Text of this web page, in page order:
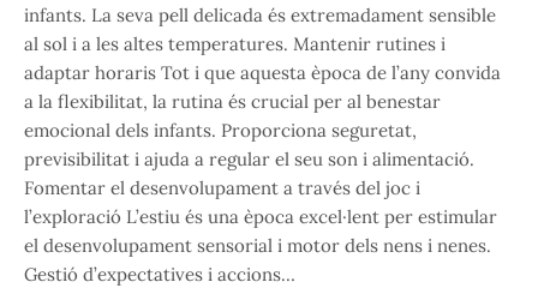
infants. La seva pell delicada és extremadament sensible
al sol i a les altes temperatures. Mantenir rutines i
adaptar horaris Tot i que aquesta època de l’any convida
a la flexibilitat, la rutina és crucial per al benestar
emocional dels infants. Proporciona seguretat,
previsibilitat i ajuda a regular el seu son i alimentació.
Fomentar el desenvolupament a través del joc i
l’exploració L’estiu és una època excel·lent per estimular
el desenvolupament sensorial i motor dels nens i nenes.
Gestió d’expectatives i accions…